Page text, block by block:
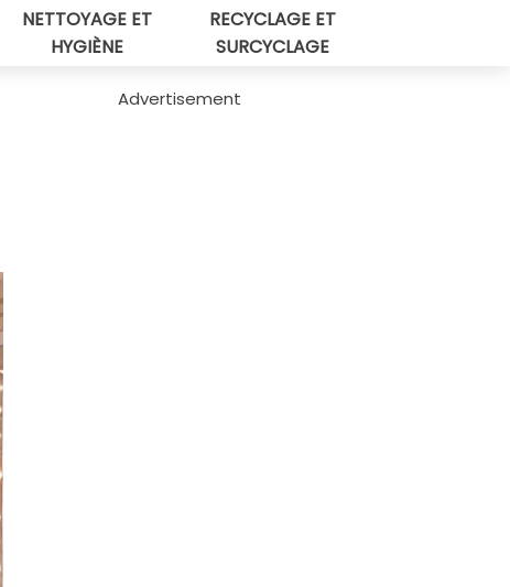
NETTOYAGE ET
HYGIÈNE
RECYCLAGE ET
SURCYCLAGE
Advertisement